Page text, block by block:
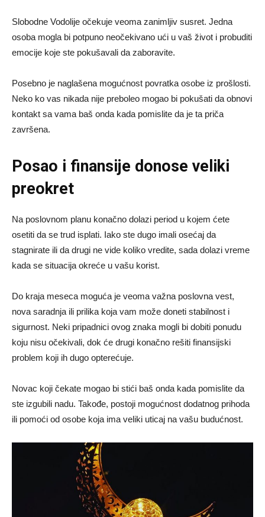
Slobodne Vodolije očekuje veoma zanimljiv susret. Jedna
osoba mogla bi potpuno neočekivano ući u vaš život i probuditi
emocije koje ste pokušavali da zaboravite.
Posebno je naglašena mogućnost povratka osobe iz prošlosti.
Neko ko vas nikada nije preboleo mogao bi pokušati da obnovi
kontakt sa vama baš onda kada pomislite da je ta priča
završena.
Posao i finansije donose veliki
preokret
Na poslovnom planu konačno dolazi period u kojem ćete
osetiti da se trud isplati. Iako ste dugo imali osećaj da
stagnirate ili da drugi ne vide koliko vredite, sada dolazi vreme
kada se situacija okreće u vašu korist.
Do kraja meseca moguća je veoma važna poslovna vest,
nova saradnja ili prilika koja vam može doneti stabilnost i
sigurnost. Neki pripadnici ovog znaka mogli bi dobiti ponudu
koju nisu očekivali, dok će drugi konačno rešiti finansijski
problem koji ih dugo opterećuje.
Novac koji čekate mogao bi stići baš onda kada pomislite da
ste izgubili nadu. Takođe, postoji mogućnost dodatnog prihoda
ili pomoći od osobe koja ima veliki uticaj na vašu budućnost.